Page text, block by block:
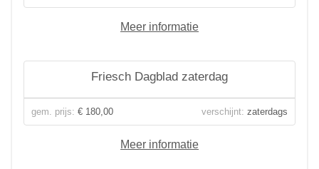
Meer informatie
Friesch Dagblad zaterdag
gem. prijs: € 180,00 verschijnt: zaterdags
Meer informatie